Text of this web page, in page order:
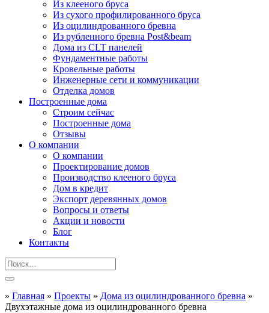
Из клееного бруса
Из сухого профилированного бруса
Из оцилиндрованного бревна
Из рубленного бревна Post&beam
Дома из CLT панелей
Фундаментные работы
Кровельные работы
Инженерные сети и коммуникации
Отделка домов
Построенные дома
Строим сейчас
Построенные дома
Отзывы
О компании
О компании
Проектирование домов
Производство клееного бруса
Дом в кредит
Экспорт деревянных домов
Вопросы и ответы
Акции и новости
Блог
Контакты
» Главная » Проекты » Дома из оцилиндрованного бревна »
Двухэтажные дома из оцилиндрованного бревна